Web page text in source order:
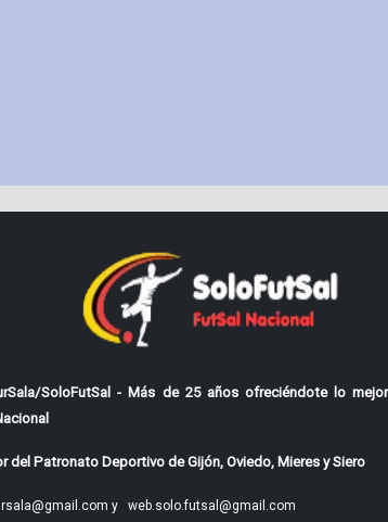
SoloFutSal - Más de 25 años ofreciéndote lo
del Patronato Deportivo de Gijón, Oviedo, Mieres y Siero
y web.solo.futsal@gmail.com